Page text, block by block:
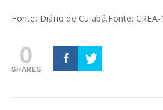
Fonte: Diário de Cuiabá.Fonte:
0
SHARES